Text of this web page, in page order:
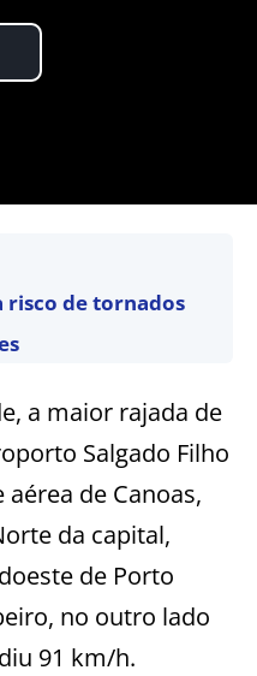
de tornados
a maior rajada de
Salgado Filho
de Canoas,
da capital,
de Porto
no outro lado
91 km/h.